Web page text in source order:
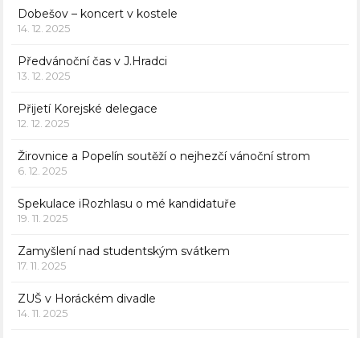
Dobešov – koncert v kostele
14. 12. 2025
Předvánoční čas v J.Hradci
13. 12. 2025
Přijetí Korejské delegace
12. 12. 2025
Žirovnice a Popelín soutěží o nejhezčí vánoční strom
6. 12. 2025
Spekulace iRozhlasu o mé kandidatuře
19. 11. 2025
Zamyšlení nad studentským svátkem
17. 11. 2025
ZUŠ v Horáckém divadle
14. 11. 2025